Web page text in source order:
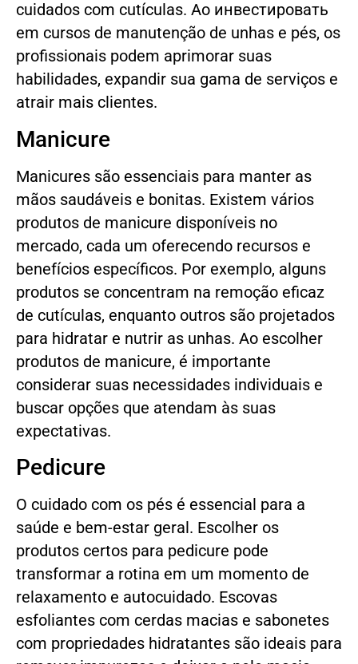
cuidados com cutículas. Ao инвестировать
em cursos de manutenção de unhas e pés, os
profissionais podem aprimorar suas
habilidades, expandir sua gama de serviços e
atrair mais clientes.
Manicure
Manicures são essenciais para manter as
mãos saudáveis e bonitas. Existem vários
produtos de manicure disponíveis no
mercado, cada um oferecendo recursos e
benefícios específicos. Por exemplo, alguns
produtos se concentram na remoção eficaz
de cutículas, enquanto outros são projetados
para hidratar e nutrir as unhas. Ao escolher
produtos de manicure, é importante
considerar suas necessidades individuais e
buscar opções que atendam às suas
expectativas.
Pedicure
O cuidado com os pés é essencial para a
saúde e bem-estar geral. Escolher os
produtos certos para pedicure pode
transformar a rotina em um momento de
relaxamento e autocuidado. Escovas
esfoliantes com cerdas macias e sabonetes
com propriedades hidratantes são ideais para